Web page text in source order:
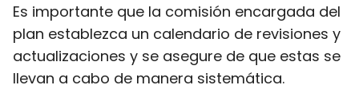
Es importante que la comisión encargada del
plan establezca un calendario de revisiones y
actualizaciones y se asegure de que estas se
llevan a cabo de manera sistemática.